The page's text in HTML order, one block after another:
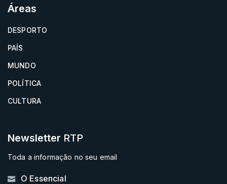
Áreas
DESPORTO
PAÍS
MUNDO
POLÍTICA
CULTURA
Newsletter RTP
Toda a informação no seu email
O Essencial